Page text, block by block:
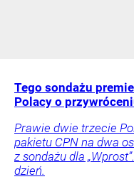
Tego sondażu
Polacy o
Prawie dwie trzecie
pakietu CPN na dwa
z sondażu dla
dzień.